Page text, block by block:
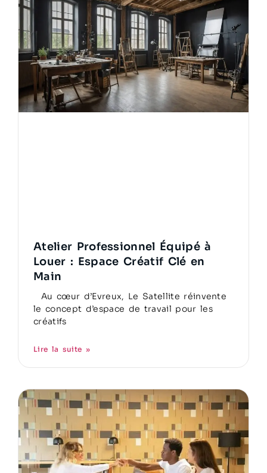
Atelier Professionnel Équipé à
Louer : Espace Créatif Clé en
Main
Au cœur d’Evreux, Le Satellite réinvente
le concept d’espace de travail pour les
créatifs
Lire la suite »